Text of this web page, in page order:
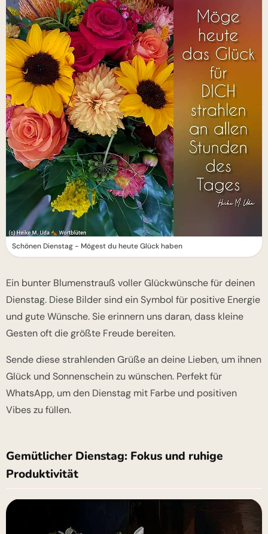
Schönen Dienstag - Mögest du heute Glück haben
Ein bunter Blumenstrauß voller Glückwünsche für deinen
Dienstag. Diese Bilder sind ein Symbol für positive Energie
und gute Wünsche. Sie erinnern uns daran, dass kleine
Gesten oft die größte Freude bereiten.
Sende diese strahlenden Grüße an deine Lieben, um ihnen
Glück und Sonnenschein zu wünschen. Perfekt für
WhatsApp, um den Dienstag mit Farbe und positiven
Vibes zu füllen.
Gemütlicher Dienstag: Fokus und ruhige
Produktivität